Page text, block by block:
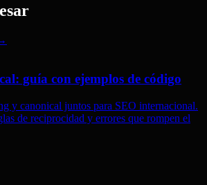
guía con ejemplos de código
y canonical juntos para SEO internacional.
de reciprocidad y errores que rompen el